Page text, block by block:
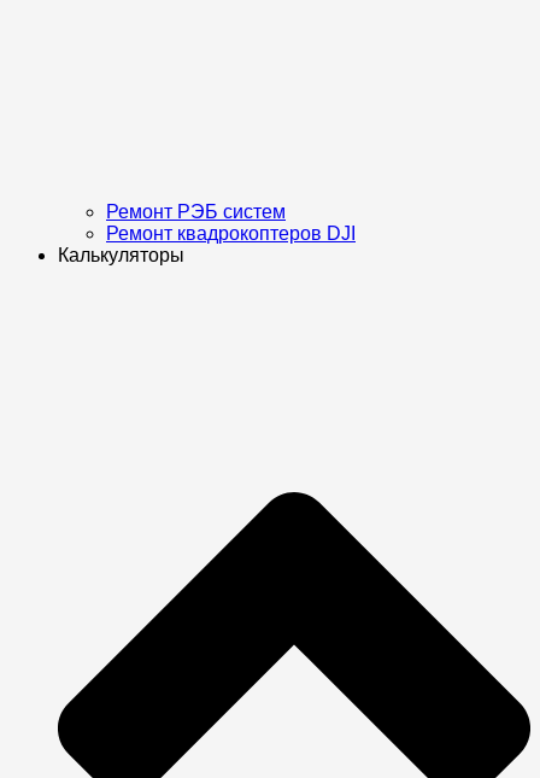
Ремонт РЭБ систем
Ремонт квадрокоптеров DJI
Калькуляторы